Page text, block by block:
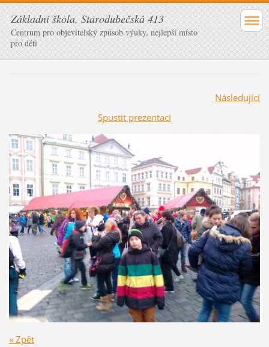
Základní škola, Starodubečská 413
Centrum pro objevitelský způsob výuky, nejlepší místo
pro děti
Následující
Spustit prezentaci
« Zpět